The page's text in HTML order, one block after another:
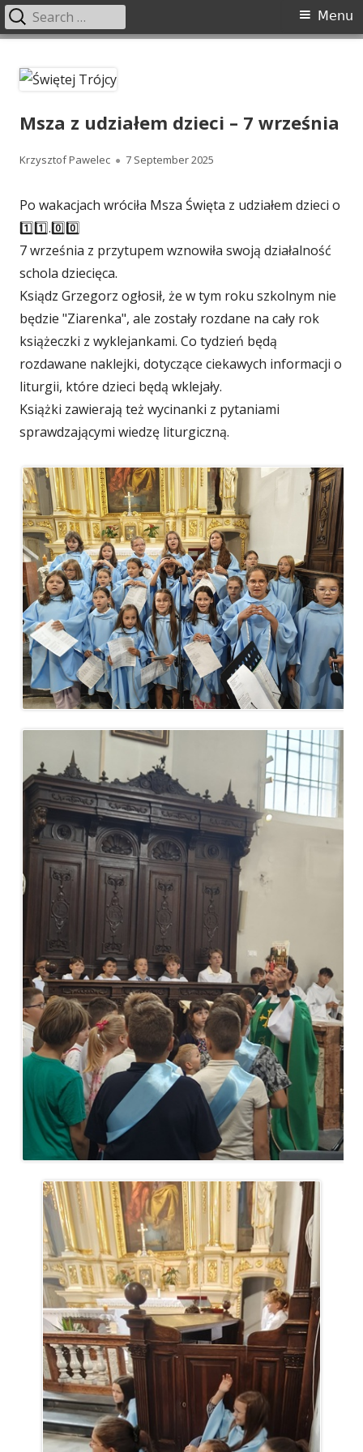
Primary
Menu
Search
for:
Msza z udziałem dzieci – 7 września
Author
Krzysztof Pawelec
Published
7 September 2025
Po wakacjach wróciła Msza Święta z udziałem dzieci o
1️⃣1️⃣.0️⃣0️⃣
7 września z przytupem wznowiła swoją działalność
schola dziecięca.
Ksiądz Grzegorz ogłosił, że w tym roku szkolnym nie
będzie "Ziarenka", ale zostały rozdane na cały rok
książeczki z wyklejankami. Co tydzień będą
rozdawane naklejki, dotyczące ciekawych informacji o
liturgii, które dzieci będą wklejały.
Książki zawierają też wycinanki z pytaniami
sprawdzającymi wiedzę liturgiczną.